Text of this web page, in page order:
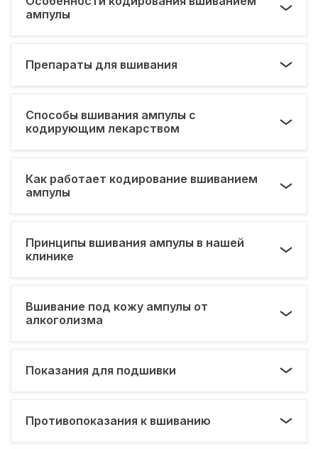
ампулы
Препараты для вшивания
Способы вшивания ампулы с
кодирующим лекарством
Как работает кодирование вшиванием
ампулы
Принципы вшивания ампулы в нашей
клинике
Вшивание под кожу ампулы от
алкоголизма
Показания для подшивки
Противопоказания к вшиванию